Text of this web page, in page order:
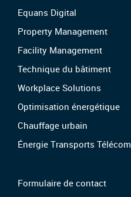
Equans Digital
Property Management
Facility Management
Technique du bâtiment
Workplace Solutions
Optimisation énergétique
Chauffage urbain
Énergie Transports Télécom
Formulaire de contact